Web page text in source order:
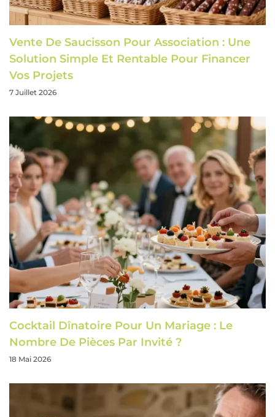
Vente De Saucisson Pour Association : Une
Solution Simple Et Rentable Pour Financer
Vos Projets
7 Juillet 2026
Cocktail Dînatoire Pour Un Mariage : Le
Nombre De Pièces Par Invité ?
18 Mai 2026